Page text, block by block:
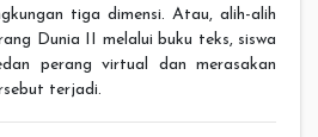
tiga dimensi. Atau, alih-alih
Dunia II melalui buku teks, siswa
perang virtual dan merasakan
terjadi.